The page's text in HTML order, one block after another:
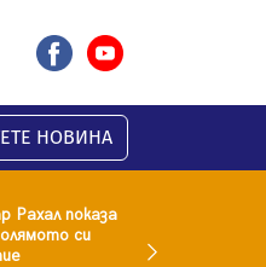
НОВИНА
Рахал показа
си